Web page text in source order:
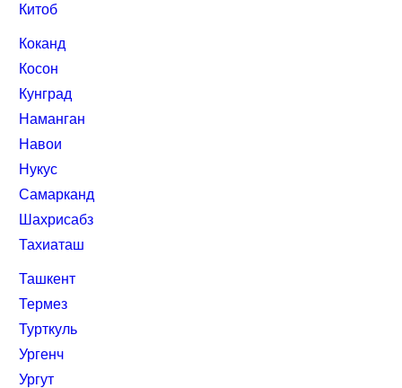
Китоб
Коканд
Косон
Кунград
Наманган
Навои
Нукус
Самарканд
Шахрисабз
Тахиаташ
Ташкент
Термез
Турткуль
Ургенч
Ургут